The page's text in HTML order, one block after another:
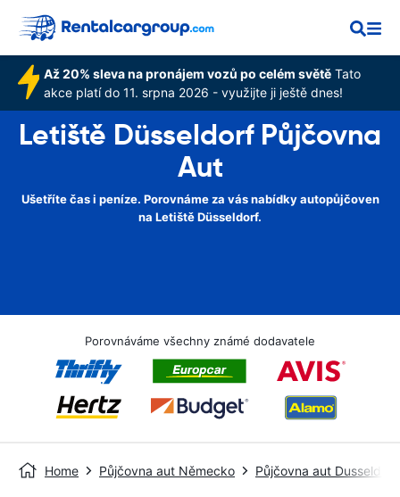
Až 20% sleva na pronájem vozů po celém světě Tato
akce platí do 11. srpna 2026 - využijte ji ještě dnes!
Letiště Düsseldorf Půjčovna
Aut
Ušetříte čas i peníze. Porovnáme za vás nabídky autopůjčoven
na Letiště Düsseldorf.
Porovnáváme všechny známé dodavatele
Home Půjčovna aut Německo Půjčovna aut Dusseldorf